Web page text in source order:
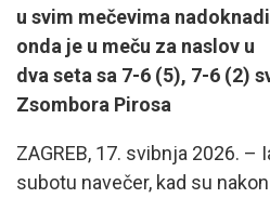
u svim mečevima
onda je u meču za naslov u
dva seta sa 7-6 (5), 7-6 (2)
Zsombora Pirosa
ZAGREB, 17. svibnja 2026. –
subotu navečer, kad su nakon